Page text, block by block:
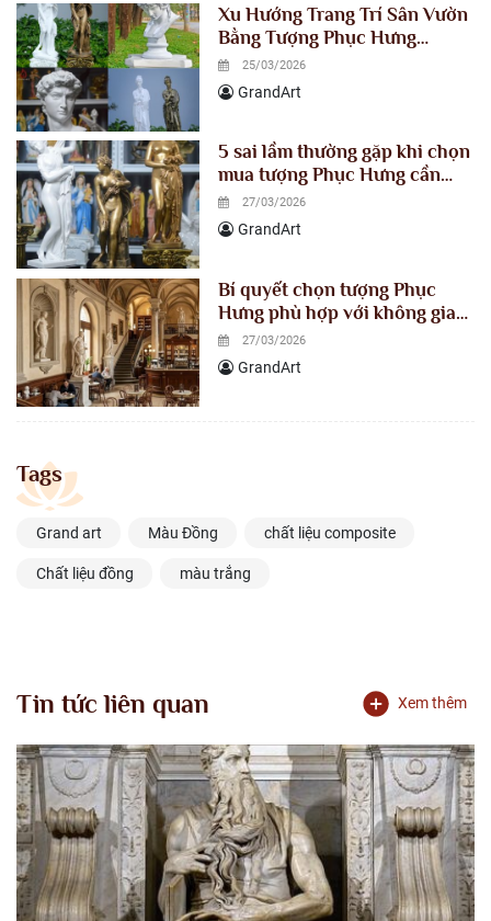
Xu Hướng Trang Trí Sân Vườn
Bằng Tượng Phục Hưng
Composite trong năm 2026
25/03/2026
GrandArt
5 sai lầm thường gặp khi chọn
mua tượng Phục Hưng cần
tránh ngay để không “tiền mất
tật mang
27/03/2026
GrandArt
Bí quyết chọn tượng Phục
Hưng phù hợp với không gian
quán cafe
27/03/2026
GrandArt
Tags
Grand art Màu Đồng chất liệu composite
Chất liệu đồng màu trắng
Tin tức liên quan Xem thêm